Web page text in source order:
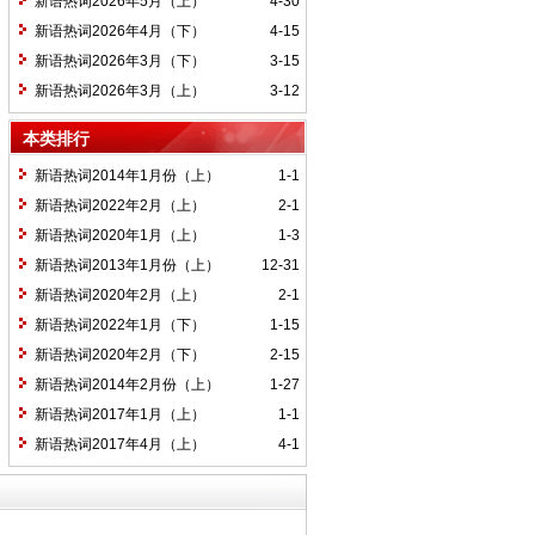
4-15
新语热词2026年4月（下）
3-15
新语热词2026年3月（下）
3-12
新语热词2026年3月（上）
本类排行
1-1
新语热词2014年1月份（上）
2-1
新语热词2022年2月（上）
1-3
新语热词2020年1月（上）
12-31
新语热词2013年1月份（上）
2-1
新语热词2020年2月（上）
1-15
新语热词2022年1月（下）
2-15
新语热词2020年2月（下）
1-27
新语热词2014年2月份（上）
1-1
新语热词2017年1月（上）
4-1
新语热词2017年4月（上）